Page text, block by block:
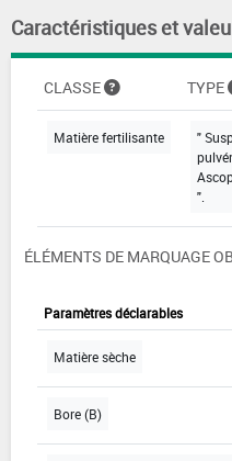
Caractéristiques et
CLASSE TYPE
Matière fertilisante
"
".
ÉLÉMENTS DE MARQUAGE
Paramètres déclarables
Matière sèche
Bore (B)